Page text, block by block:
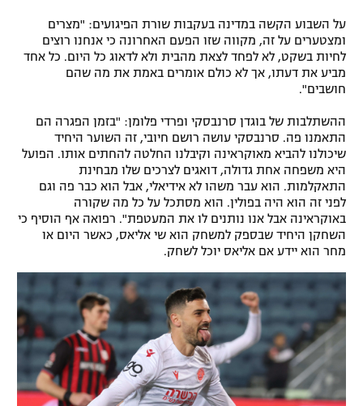
על השבוע הקשה במדינה בעקבות שורת הפיגועים: "מצרים
ומצטערים על זה, מקווה שזו הפעם האחרונה כי אנחנו רוצים
לחיות בשקט, לא לפחד לצאת מהבית ולא לדאוג כל היום. כל אחד
מביע את דעתו, אך לא כולם אומרים באמת את מה שהם
חושבים".
ההשתלבות של בוגדן סרנבסקי ופרדי פלומן: "בזמן הפגרה הם
התאמנו פה. סרנבסקי עושה רושם חיובי, זה השוער היחיד
שיכולנו להביא מאוקראינה וקיבלנו החלטה להחתים אותו. הפועל
היא משפחה אחת גדולה, דואגים לצרכים שלו מבחינת
התאקלמות. הוא עבר משהו לא אידיאלי, אבל הוא כבר פה וגם
לפני זה הוא היה בפולין. הוא מסתכל על כל מה שקורה
באוקראינה אבל אנו נותנים לו את המעטפת". רפואה אף הוסיף כי
השחקן היחיד שבספק למשחק הוא שי אליאס, כאשר היום או
מחר הוא יידע אם אליאס יוכל לשחק.